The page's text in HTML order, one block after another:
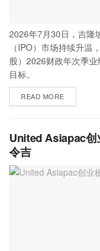
2026年7月30日，吉隆
（IPO）市场持续升温
股）2026财政年次季
目标。
READ MORE
United Asiapac创
令吉